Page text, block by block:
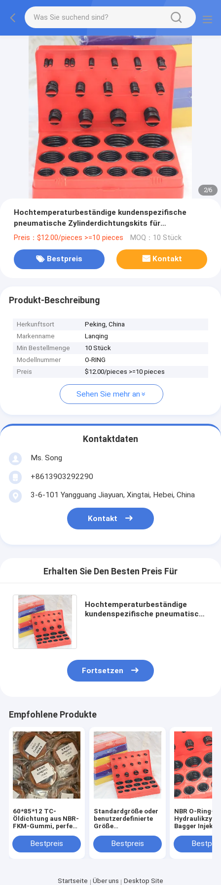
2/6
Hochtemperaturbeständige kundenspezifische
pneumatische Zylinderdichtungskits für
Hydraulikzylinder
Preis：$12.00/pieces >=10 pieces MOQ：10 Stück
Bestpreis Kontakt
Produkt-Beschreibung
Herkunftsort
Peking, China
Markenname
Lanqing
Min Bestellmenge
10 Stück
Modellnummer
O-RING
Preis
$12.00/pieces >=10 pieces
Sehen Sie mehr an
Kontaktdaten
Ms. Song
+8613903292290
3-6-101 Yangguang Jiayuan, Xingtai, Hebei, China
Kontakt
Erhalten Sie Den Besten Preis Für
Hochtemperaturbeständige
kundenspezifische pneumatische
Fortsetzen
Empfohlene Produkte
60*85*12 TC-
Öldichtung aus NBR-
FKM-Gummi, perfekt
Bestpreis
Standardgröße oder
benutzerdefinierte
Größe
Typ O-Ring-Kit für
Hydraulikreparatur
Bestpreis
NBR O-Ring-
Bagger
Startseite Über uns Desktop Site